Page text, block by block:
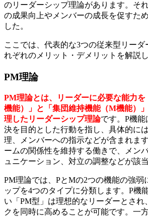
のリーダーシップ理論があります。そ
の成果向上やメンバーの成長を促すた
した。
ここでは、代表的な3つの従来型リー
れぞれのメリット・デメリットを解説し
PM理論
PM理論とは、リーダーに必要な能力
機能）」と「集団維持機能（M機能）
理したリーダーシップ理論です。P機
決を目的とした行動を指し、具体的に
理、メンバーへの指示などが含まれま
ームの関係性を維持する働きで、メン
ュニケーション、対立の調整などが該当
PM理論では、PとMの2つの機能の強弱
ップを4つのタイプに分類します。P機
い「PM型」は理想的なリーダーとされ
クを同時に高めることが可能です。一